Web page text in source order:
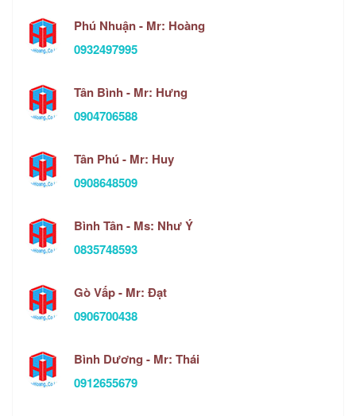
Phú Nhuận - Mr: Hoàng
0932497995
Tân Bình - Mr: Hưng
0904706588
Tân Phú - Mr: Huy
0908648509
Bình Tân - Ms: Như Ý
0835748593
Gò Vấp - Mr: Đạt
0906700438
Bình Dương - Mr: Thái
0912655679